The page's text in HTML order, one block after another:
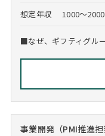
想定年収 1000～
■なぜ、ギフティグル
事業開発（PMI推進担